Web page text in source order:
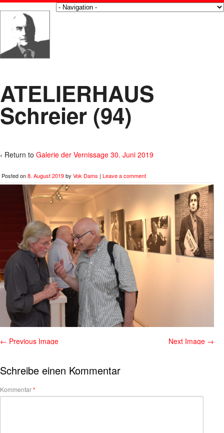
ATELIERHAUS
Schreier (94)
‹ Return to Galerie der Vernissage 30. Juni 2019
Posted on8. August 2019by Vok Dams | Leave a comment
← Previous Image Next Image →
Schreibe einen Kommentar
Kommentar*